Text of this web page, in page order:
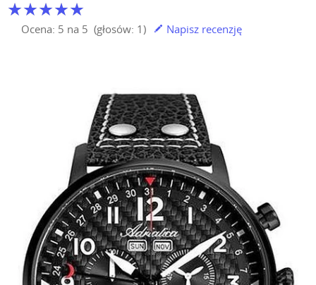
Ocena: 5 na 5 (głosów: 1) Napisz recenzję